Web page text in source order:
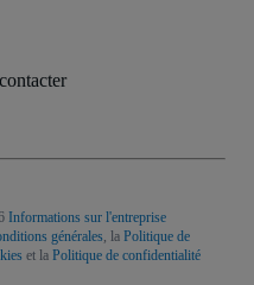
Informations sur l'entreprise
générales, la Politique de
et la Politique de confidentialité